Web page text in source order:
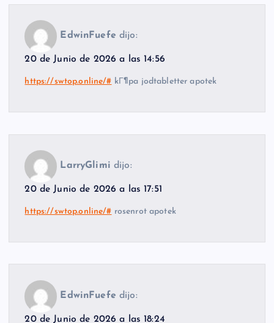
EdwinFuefe dijo:
20 de Junio de 2026 a las 14:56
https://swtop.online/# kГ¶pa jodtabletter apotek
LarryGlimi dijo:
20 de Junio de 2026 a las 17:51
https://swtop.online/# rosenrot apotek
EdwinFuefe dijo:
20 de Junio de 2026 a las 18:24